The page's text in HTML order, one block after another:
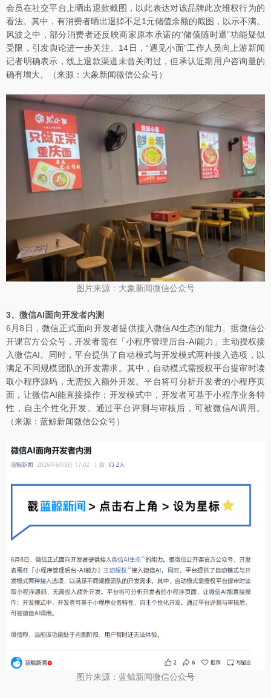
会员在社交平台上晒出退款截图，以此表达对该品牌此次维权行为的
看法。其中，有消费者晒出退掉不足1元储值余额的截图，以示不满。
风波之中，部分消费者还反映商家原本承诺的“储值随时退”功能疑似
受限，引发舆论进一步关注。14日，“遇见小面”工作人员向上游新闻
记者明确表示，线上退款渠道未曾关闭过，但承认近期用户咨询量的
确有增大。（来源：大象新闻微信公众号）
图片来源：大象新闻微信公众号
3、微信AI面向开发者内测
6月8日，微信正式面向开发者提供接入微信AI生态的能力。据微信公
开课官方公众号，开发者需在「小程序管理后台-AI能力」主动授权接
入微信AI。同时，平台提供了自动模式与开发模式两种接入选项，以
满足不同规模团队的开发需求。其中，自动模式需授权平台提审时读
取小程序源码，无需投入额外开发。平台将可分析开发者的小程序页
面，让微信AI能直接操作；开发模式中，开发者可基于小程序业务特
性，自主个性化开发。通过平台评测与审核后，可被微信Al调用。
（来源：蓝鲸新闻微信公众号）
图片来源：蓝鲸新闻微信公众号